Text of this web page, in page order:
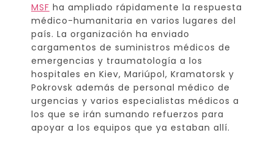
MSF ha ampliado rápidamente la respuesta
médico-humanitaria en varios lugares del
país. La organización ha enviado
cargamentos de suministros médicos de
emergencias y traumatología a los
hospitales en Kiev, Mariúpol, Kramatorsk y
Pokrovsk además de personal médico de
urgencias y varios especialistas médicos a
los que se irán sumando refuerzos para
apoyar a los equipos que ya estaban allí.